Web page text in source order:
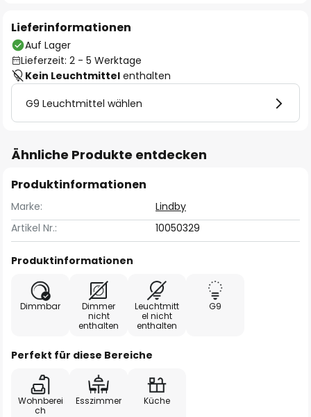
Lieferinformationen
Auf Lager
Lieferzeit: 2 - 5 Werktage
Kein Leuchtmittel enthalten
G9 Leuchtmittel wählen
Ähnliche Produkte entdecken
Produktinformationen
Marke:
Lindby
Artikel Nr.:
10050329
Produktinformationen
Dimmbar
Dimmer
nicht
enthalten
Leuchtmitt
el nicht
enthalten
G9
Perfekt für diese Bereiche
Wohnberei
ch
Esszimmer Küche